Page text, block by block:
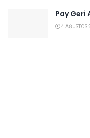
Pay Geri
4 AĞUSTOS